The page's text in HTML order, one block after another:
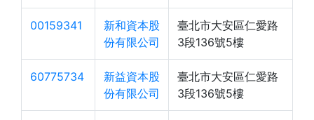
00159341
新和資本股
份有限公司
臺北市大安區仁愛路
3段136號5樓
60775734
新益資本股
份有限公司
臺北市大安區仁愛路
3段136號5樓